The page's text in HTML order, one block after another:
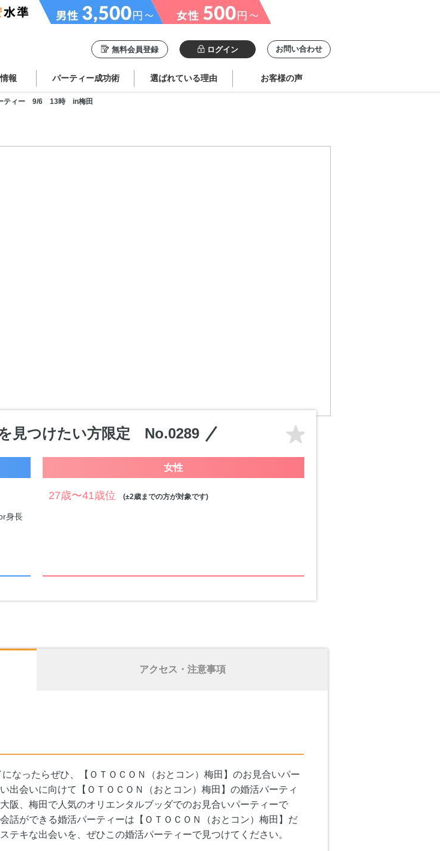
無料会員登録 ログイン お問い合わせ
報 パーティー成功術 選ばれている理由 お客様の声
ティー 9/6 13時 in梅田
見つけたい方限定 No.0289
身長
女性
27歳〜41歳位 (±2歳までの方が対象です)
アクセス・注意事項
なったらぜひ、【ＯＴＯＣＯＮ（おとコン）梅田】のお見合いパー
出会いに向けて【ＯＴＯＣＯＮ（おとコン）梅田】の婚活パーティ
阪、梅田で人気のオリエンタルブッダでのお見合いパーティーで
話ができる婚活パーティーは【ＯＴＯＣＯＮ（おとコン）梅田】だ
キな出会いを、ぜひこの婚活パーティーで見つけてください。